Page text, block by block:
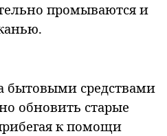
промываются и
бытовыми средствами
обновить старые
к помощи